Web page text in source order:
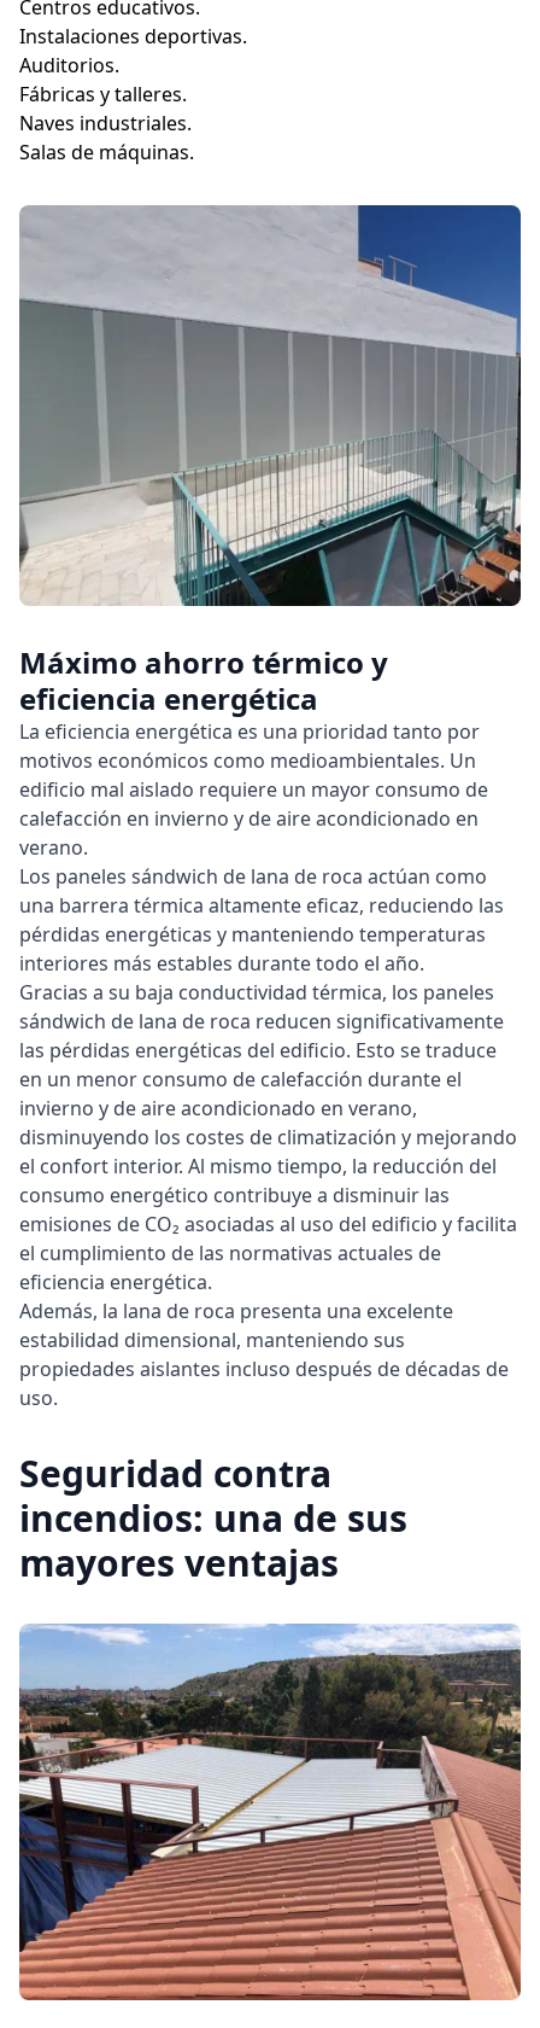
Centros educativos.
Instalaciones deportivas.
Auditorios.
Fábricas y talleres.
Naves industriales.
Salas de máquinas.
Máximo ahorro térmico y
eficiencia energética
La eficiencia energética es una prioridad tanto por
motivos económicos como medioambientales. Un
edificio mal aislado requiere un mayor consumo de
calefacción en invierno y de aire acondicionado en
verano.
Los paneles sándwich de lana de roca actúan como
una barrera térmica altamente eficaz, reduciendo las
pérdidas energéticas y manteniendo temperaturas
interiores más estables durante todo el año.
Gracias a su baja conductividad térmica, los paneles
sándwich de lana de roca reducen significativamente
las pérdidas energéticas del edificio. Esto se traduce
en un menor consumo de calefacción durante el
invierno y de aire acondicionado en verano,
disminuyendo los costes de climatización y mejorando
el confort interior. Al mismo tiempo, la reducción del
consumo energético contribuye a disminuir las
emisiones de CO₂ asociadas al uso del edificio y facilita
el cumplimiento de las normativas actuales de
eficiencia energética.
Además, la lana de roca presenta una excelente
estabilidad dimensional, manteniendo sus
propiedades aislantes incluso después de décadas de
uso.
Seguridad contra
incendios: una de sus
mayores ventajas